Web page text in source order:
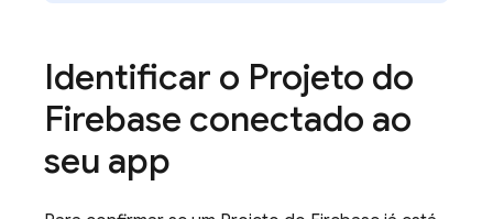
Identificar o Projeto do
Firebase conectado ao
seu app